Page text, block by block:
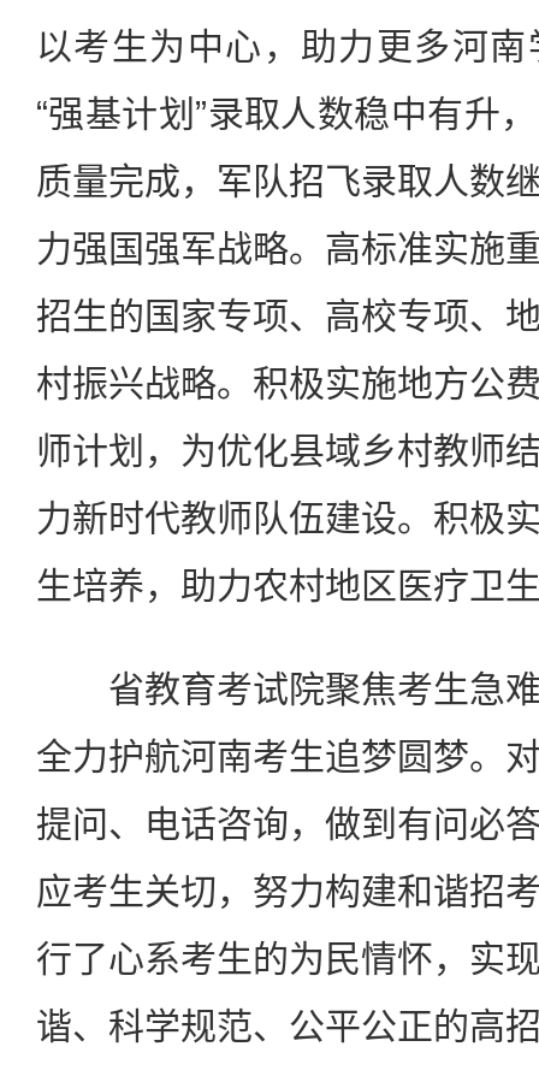
以考生为中心，助力更多河
“强基计划”录取人数稳中有升
质量完成，军队招飞录取人数
力强国强军战略。高标准实施
招生的国家专项、高校专项、
村振兴战略。积极实施地方公
师计划，为优化县域乡村教师
力新时代教师队伍建设。积极
生培养，助力农村地区医疗卫
省教育考试院聚焦考生急难
全力护航河南考生追梦圆梦。
提问、电话咨询，做到有问必
应考生关切，努力构建和谐招
行了心系考生的为民情怀，实
谐、科学规范、公平公正的高